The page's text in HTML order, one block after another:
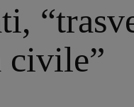
civile”